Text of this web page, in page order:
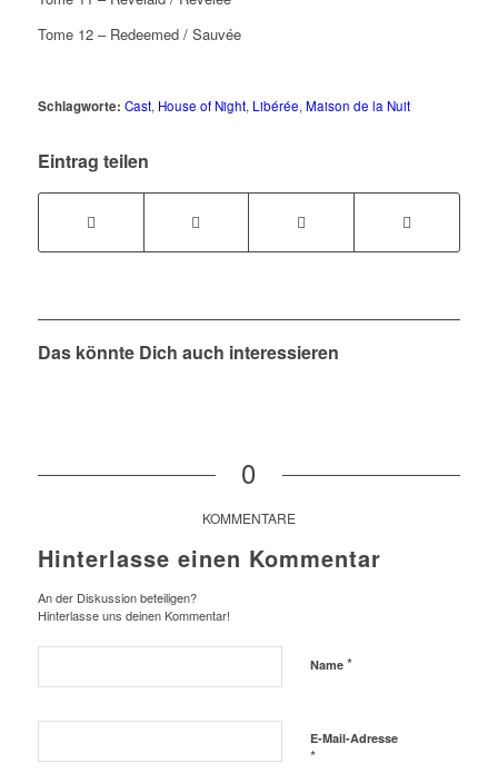
Tome 12 – Redeemed / Sauvée
Schlagworte: Cast, House of Night, Libérée, Maison de la Nuit
Eintrag teilen
Das könnte Dich auch interessieren
0
KOMMENTARE
Hinterlasse einen Kommentar
An der Diskussion beteiligen?
Hinterlasse uns deinen Kommentar!
Name *
E-Mail-Adresse
*